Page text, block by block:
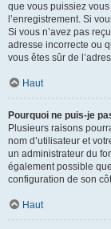
que vous puissiez
l’enregistrement. Si
Si vous n’avez pas
adresse incorrecte ou
vous êtes sûr de
Haut
Pourquoi ne puis-je
Plusieurs raisons
nom d’utilisateur et
un administrateur du
également possible
configuration de son
Haut